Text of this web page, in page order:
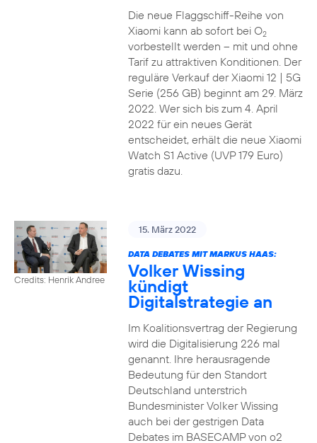
Die neue Flaggschiff-Reihe von
Xiaomi kann ab sofort bei O2
vorbestellt werden – mit und ohne
Tarif zu attraktiven Konditionen. Der
reguläre Verkauf der Xiaomi 12 | 5G
Serie (256 GB) beginnt am 29. März
2022. Wer sich bis zum 4. April
2022 für ein neues Gerät
entscheidet, erhält die neue Xiaomi
Watch S1 Active (UVP 179 Euro)
gratis dazu.
Credits: Henrik Andree
15. März 2022
DATA DEBATES MIT MARKUS HAAS:
Volker Wissing
kündigt
Digitalstrategie an
Im Koalitionsvertrag der Regierung
wird die Digitalisierung 226 mal
genannt. Ihre herausragende
Bedeutung für den Standort
Deutschland unterstrich
Bundesminister Volker Wissing
auch bei der gestrigen Data
Debates im BASECAMP von o2